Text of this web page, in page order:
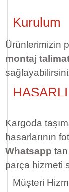
Kurulum
Ürünlerimizin
montaj
Kargoda
hasarlarının
Whatsapp
parça hizmeti
Müşteri